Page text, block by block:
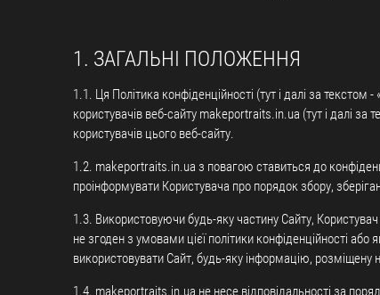
1. ЗАГАЛЬНІ ПОЛОЖЕННЯ
1.1. Ця Політика конфіденційності (тут і далі за
користувачів веб-сайту makeportraits.in.ua (тут і далі
користувачів цього веб-сайту.
1.2. makeportraits.in.ua з повагою ставиться до
проінформувати Користувача про порядок збору,
1.3. Використовуючи будь-яку частину Сайту,
не згоден з умовами цієї політики конфіденційності
використовувати Сайт, будь-яку інформацію, розміщену
1.4. makeportraits.in.ua не несе відповідальності за